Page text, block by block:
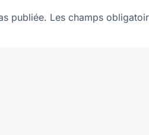
publiée. Les champs